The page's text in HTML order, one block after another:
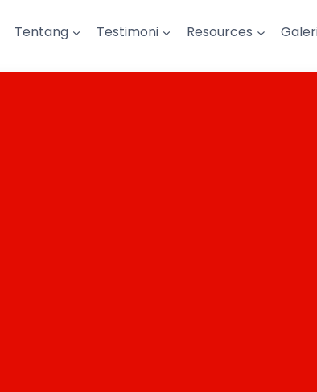
Tentang Testimoni Resources